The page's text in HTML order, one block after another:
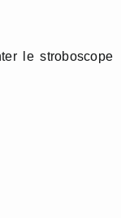
le stroboscope